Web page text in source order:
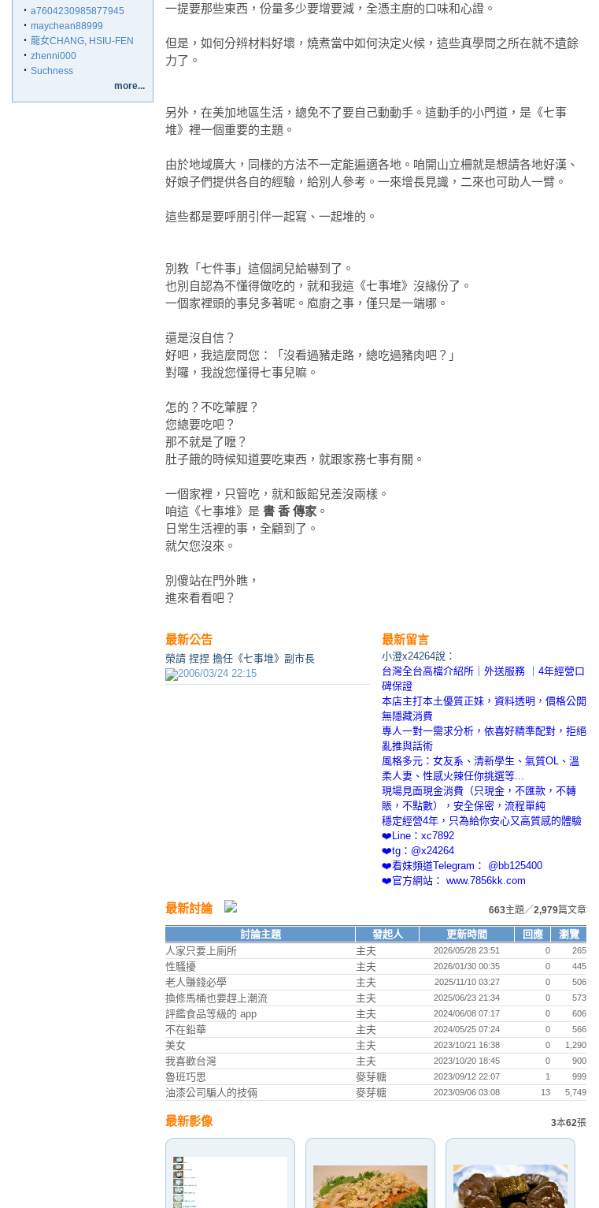
‧ a7604230985877945
‧ maychean88999
‧ 龍女CHANG, HSIU-FEN
‧ zhenni000
‧ Suchness
more...
一提要那些東西，份量多少要增要減，全憑主廚的口味和心證。
但是，如何分辨材料好壞，燒煮當中如何決定火候，這些真學問之所在就不遺餘
力了。
另外，在美加地區生活，總免不了要自己動動手。這動手的小門道，是《七事
堆》裡一個重要的主題。
由於地域廣大，同樣的方法不一定能遍適各地。咱開山立柵就是想請各地好漢、
好娘子們提供各自的經驗，給別人參考。一來增長見識，二來也可助人一臂。
這些都是要呼朋引伴一起寫、一起堆的。
別教「七件事」這個詞兒給嚇到了。
也別自認為不懂得做吃的，就和我這《七事堆》沒緣份了。
一個家裡頭的事兒多著呢。庖廚之事，僅只是一端哪。
還是沒自信？
好吧，我這麼問您：「沒看過豬走路，總吃過豬肉吧？」
對囉，我說您懂得七事兒嘛。
怎的？不吃葷腥？
您總要吃吧？
那不就是了嚒？
肚子餓的時候知道要吃東西，就跟家務七事有關。
一個家裡，只管吃，就和飯館兒差沒兩樣。
咱這《七事堆》是 書 香 傳家 。
日常生活裡的事，全顧到了。
就欠您沒來。
別傻站在門外瞧，
進來看看吧？
最新公告
榮請 捏捏 擔任《七事堆》副市長
2006/03/24 22:15
最新留言
小澄x24264說：
台灣全台高檔介紹所｜外送服務 ｜4年經營口
碑保證
本店主打本土優質正妹，資料透明，價格公開
無隱藏消費
專人一對一需求分析，依喜好精準配對，拒絕
亂推與話術
風格多元：女友系、清新學生、氣質OL、溫
柔人妻、性感火辣任你挑選等...
現場見面現金消費（只現金，不匯款，不轉
賬，不點數），安全保密，流程單純
穩定經營4年，只為給你安心又高質感的體驗
❤️Line：xc7892
❤️tg：@x24264
❤️看妹頻道Telegram： @bb125400
❤️官方網站： www.7856kk.com
最新討論 663主題／2,979篇文章
討論主題 發起人 更新時間 回應
瀏覽
人家只要上廁所
主夫 2026/05/28 23:51 0 265
性騷擾 主夫 2026/01/30 00:35 0 445
老人賺錢必學 主夫 2025/11/10 03:27 0 506
換修馬桶也要趕上潮流 主夫 2025/06/23 21:34 0 573
評鑑食品等級的 app 主夫 2024/06/08 07:17 0 606
不在鉛華 主夫 2024/05/25 07:24 0 566
美女 主夫 2023/10/21 16:38 0 1,290
我喜歡台灣 主夫 2023/10/20 18:45 0 900
魯班巧思 麥芽糖 2023/09/12 22:07 1 999
油漆公司騙人的技倆 麥芽糖 2023/09/06 03:08 13 5,749
最新影像 3本62張